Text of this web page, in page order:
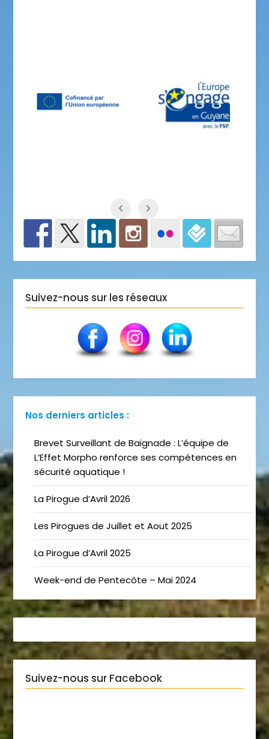
Suivez-nous sur les réseaux
Nos derniers articles :
Brevet Surveillant de Baignade : L’équipe de
L’Effet Morpho renforce ses compétences en
sécurité aquatique !
La Pirogue d’Avril 2026
Les Pirogues de Juillet et Aout 2025
La Pirogue d’Avril 2025
Week-end de Pentecôte – Mai 2024
Suivez-nous sur Facebook